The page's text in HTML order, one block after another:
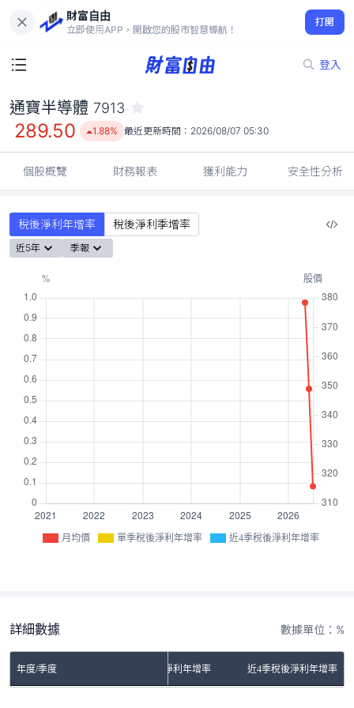
財富自由
立即使用APP，開啟您的股市智慧導航！
打開
登入
289.50
1.88%
通寶半導體 7913
289.50 1.88% 最近更新時間： 2026/08/07 05:30
個股概覽 財務報表 獲利能力 安全性分析
稅後淨利年增率 稅後淨利季增率
近5年 季報
月均價 單季稅後淨利年增率 近4季稅後淨利年增率
詳細數據 數據單位：%
年度/季度 單季稅後淨利年增率 近4季稅後淨利年增率